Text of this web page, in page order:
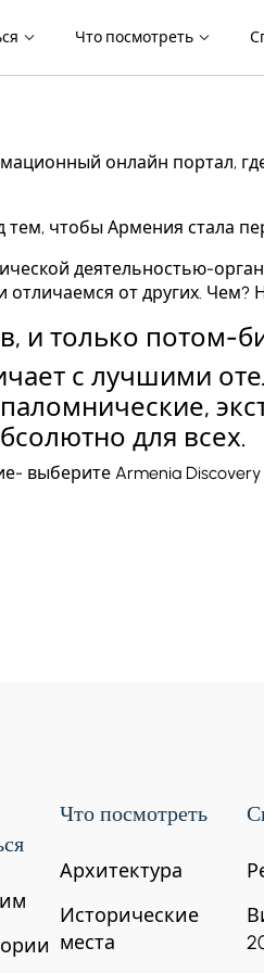
Что посмотреть
онлайн
чтобы Армения стала
деятельностью-
от других. Чем?
и только потом-
с лучшими
для всех.
выберите Armenia Discovery
Что посмотреть
Архитектура
Исторические
места